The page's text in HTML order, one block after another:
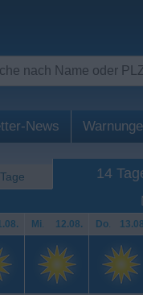
News
14
Mi. 12.08. Do.